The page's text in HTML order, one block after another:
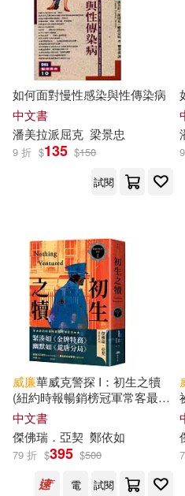
相良なほ(20)
《中國京劇流派劇目集
杉本ふぁりな(19)
（美）富蘭克林(19)
吳建豪(18) 小峰
彭緒洛(18) 柊一
田邊剛(18)
醫師資格考試指導用書
(18)
(美)富蘭克林(17)
北芝健(17)
コスパ(113)
華夏出版社(113)
武漢大學出版社(111)
光明日報出版社(110)
天地出版社(109)
彗智(107)
復旦大學出版社(106)
harmonia mundi(104)
如何面對慢性感染與性傳染病
中文書
潘美拉派屈克 梁景忠
9 折 $135 $150
試閱
威廉華威克警探 I：初生之犢
(紐約時報暢銷榜冠軍常客最新
巨作，《柯里夫頓紀事》番外
篇)
中文書
傑佛瑞．亞契 鄭依如
79 折 $395 $500
電
試閱